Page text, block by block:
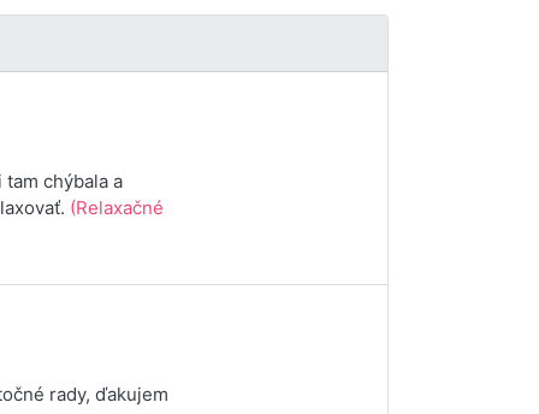
chýbala a
(Relaxačné
rady, ďakujem